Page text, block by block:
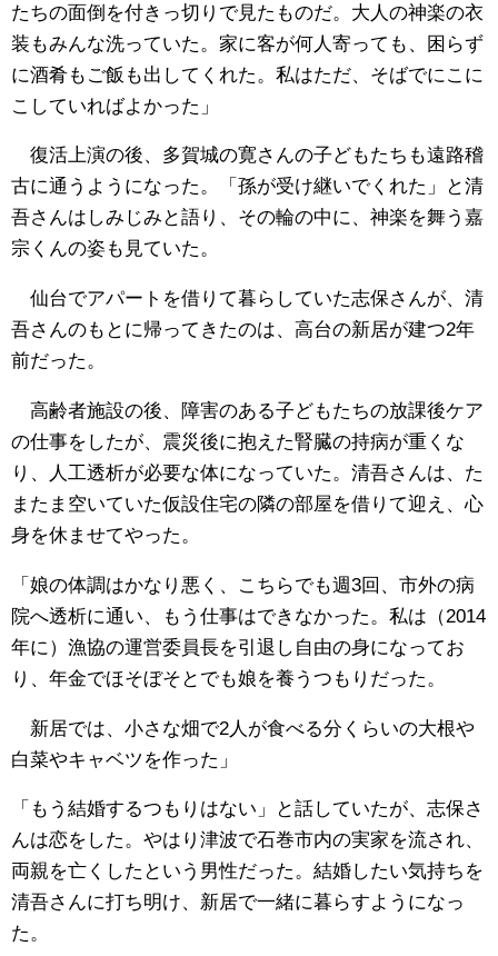
たちの面倒を付きっ切りで見たものだ。大人の神楽の衣
装もみんな洗っていた。家に客が何人寄っても、困らず
に酒肴もご飯も出してくれた。私はただ、そばでにこに
こしていればよかった」
復活上演の後、多賀城の寛さんの子どもたちも遠路稽
古に通うようになった。「孫が受け継いでくれた」と清
吾さんはしみじみと語り、その輪の中に、神楽を舞う嘉
宗くんの姿も見ていた。
仙台でアパートを借りて暮らしていた志保さんが、清
吾さんのもとに帰ってきたのは、高台の新居が建つ2年
前だった。
高齢者施設の後、障害のある子どもたちの放課後ケア
の仕事をしたが、震災後に抱えた腎臓の持病が重くな
り、人工透析が必要な体になっていた。清吾さんは、た
またま空いていた仮設住宅の隣の部屋を借りて迎え、心
身を休ませてやった。
「娘の体調はかなり悪く、こちらでも週3回、市外の病
院へ透析に通い、もう仕事はできなかった。私は（2014
年に）漁協の運営委員長を引退し自由の身になってお
り、年金でほそぼそとでも娘を養うつもりだった。
新居では、小さな畑で2人が食べる分くらいの大根や
白菜やキャベツを作った」
「もう結婚するつもりはない」と話していたが、志保さ
んは恋をした。やはり津波で石巻市内の実家を流され、
両親を亡くしたという男性だった。結婚したい気持ちを
清吾さんに打ち明け、新居で一緒に暮らすようになっ
た。